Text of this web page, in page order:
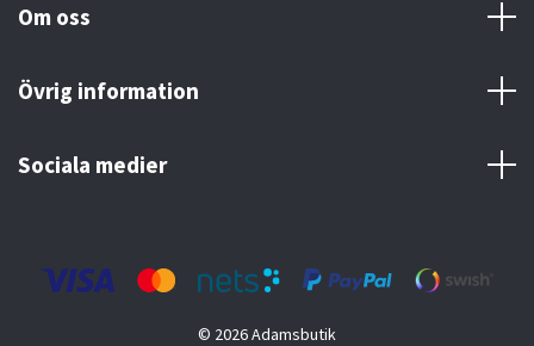
Om oss
Övrig information
Sociala medier
© 2026 Adamsbutik